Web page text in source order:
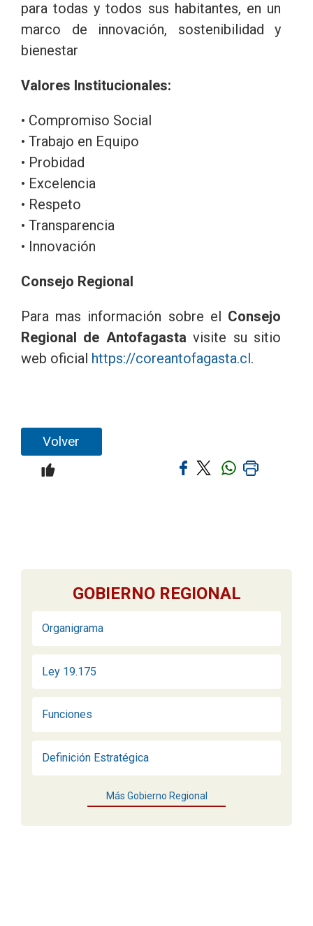
para todas y todos sus habitantes, en un
marco de innovación, sostenibilidad y
bienestar
Valores Institucionales:
• Compromiso Social
• Trabajo en Equipo
• Probidad
• Excelencia
• Respeto
• Transparencia
• Innovación
Consejo Regional
Para mas información sobre el Consejo
Regional de Antofagasta visite su sitio
web oficial https://coreantofagasta.cl.
Volver
GOBIERNO REGIONAL
Organigrama
Ley 19.175
Funciones
Definición Estratégica
Más Gobierno Regional